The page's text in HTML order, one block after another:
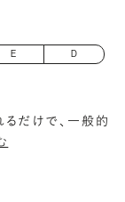
E D
だけで、一般的